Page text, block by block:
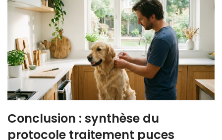
Conclusion : synthèse du
protocole traitement puces